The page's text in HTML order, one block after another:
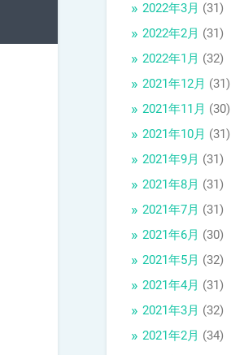
2022年3月 (31)
2022年2月 (31)
2022年1月 (32)
2021年12月 (31)
2021年11月 (30)
2021年10月 (31)
2021年9月 (31)
2021年8月 (31)
2021年7月 (31)
2021年6月 (30)
2021年5月 (32)
2021年4月 (31)
2021年3月 (32)
2021年2月 (34)